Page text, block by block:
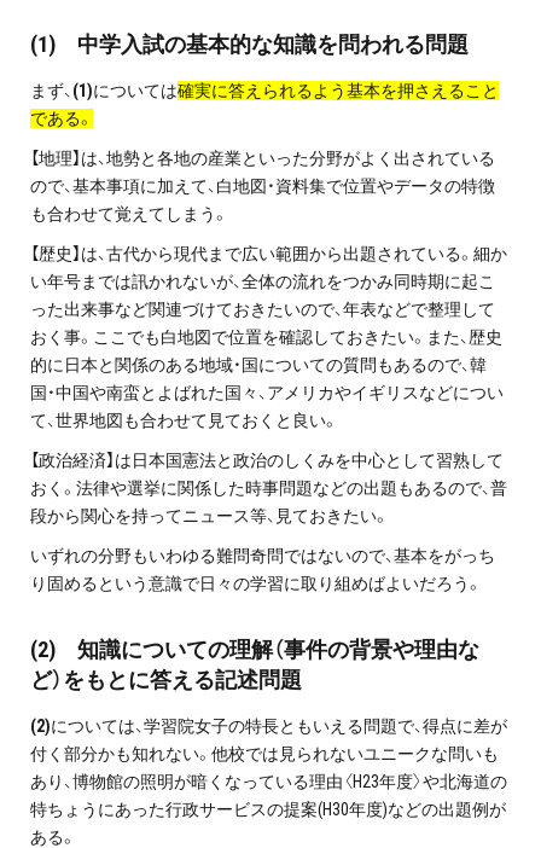
プロ教師が届ける
公式LINE＠
0120-11-3967
受付:9:30～21:30(定休:日曜・祝日)
お問い合わせ・資料請求
無料体験授業とは
(1) 中学入試の基本的な知識を問われる問題
まず、 (1)については確実に答えられるよう基本を押さえること
である。
【地理】は、地勢と各地の産業といった分野がよく出されている
ので、基本事項に加えて、白地図・資料集で位置やデータの特徴
も合わせて覚えてしまう。
【歴史】は、古代から現代まで広い範囲から出題されている。細か
い年号までは訊かれないが、全体の流れをつかみ同時期に起こ
った出来事など関連づけておきたいので、年表などで整理して
おく事。ここでも白地図で位置を確認しておきたい。また、歴史
的に日本と関係のある地域・国についての質問もあるので、韓
国・中国や南蛮とよばれた国々、アメリカやイギリスなどについ
て、世界地図も合わせて見ておくと良い。
【政治経済】は日本国憲法と政治のしくみを中心として習熟して
おく。法律や選挙に関係した時事問題などの出題もあるので、普
段から関心を持ってニュース等、見ておきたい。
いずれの分野もいわゆる難問奇問ではないので、基本をがっち
り固めるという意識で日々の学習に取り組めばよいだろう。
(2) 知識についての理解（事件の背景や理由な
ど）をもとに答える記述問題
(2)については、学習院女子の特長ともいえる問題で、得点に差が
付く部分かも知れない。他校では見られないユニークな問いも
あり、博物館の照明が暗くなっている理由〈H23年度〉や北海道の
特ちょうにあった行政サービスの提案(H30年度)などの出題例が
ある。